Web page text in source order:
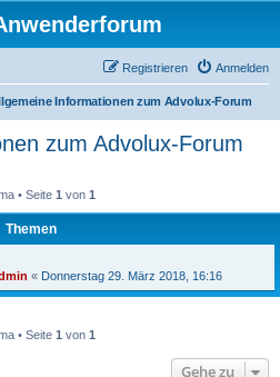
Anmelden
Registrieren
Informationen zum Advolux-Forum
zum Advolux-Forum
• Seite 1 von 1
Themen
« Donnerstag 29. März 2018, 16:16
• Seite 1 von 1
Gehe zu